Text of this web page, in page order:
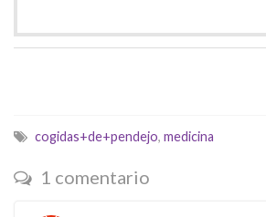
cogidas+de+pendejo, medicina
1 comentario